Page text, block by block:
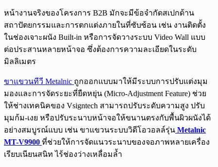
หน้างานจริงของโครงการ B2B มักจะมีข้อจำกัดสเปกด้าน
สถาปัตยกรรมและการตกแต่งภายในที่ซับซ้อน เช่น งานติดตั้ง
ในช่องเจาะผนัง Built-in หรือการจัดวางระบบ Video Wall แบบ
ต่อประสานหลายหน้าจอ ซึ่งต้องการความละเอียดในระดับ
มิลลิเมตร
ขาแขวนทีวี Metalnic ถูกออกแบบมาให้มีระบบการปรับแต่งมุม
มองและการจัดระยะที่ยืดหยุ่น (Micro-Adjustment Feature) ช่วย
ให้ช่างเทคนิคของ Vsigntech สามารถปรับระดับความสูง ปรับ
มุมก้ม-เงย หรือปรับระนาบหน้าจอให้ขนานตรงกับพื้นผิวผนังได้
อย่างสมบูรณ์แบบ เช่น ขาแขวนระบบวิดีโอวอลล์รุ่น Metalnic
MT-V9900 ที่ช่วยให้การจัดแนวระนาบของจอภาพหลายเครื่อง
เรียบเนียนสนิท ไร้ช่องว่างเหลื่อมล้ำ